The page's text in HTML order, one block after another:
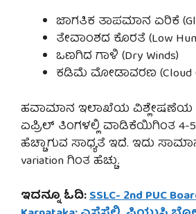
ಜಾಗತಿಕ ತಾಪಮಾನ ಏರಿಕೆ
ತೇವಾಂಶದ ಕೊರತೆ (Low
ಒಣಗಿದ ಗಾಳಿ (Dry Winds)
ಕಡಿಮೆ ಮೋಡಾವರಣ (Cloud
ಹವಾಮಾನ ಇಲಾಖೆಯ ವಿಶ್ಲೇಷಣೆಯ
ಏಪ್ರಿಲ್ ತಿಂಗಳಲ್ಲಿ ವಾಡಿಕೆಯಿಗಿಂತ 4-
ಹೆಚ್ಚಾಗುವ ಸಾಧ್ಯತೆ ಇದೆ. ಇದು
variation ಗಿಂತ ಹೆಚ್ಚು.
ಇದನ್ನೂ ಓದಿ:SSLC- 2nd PUC